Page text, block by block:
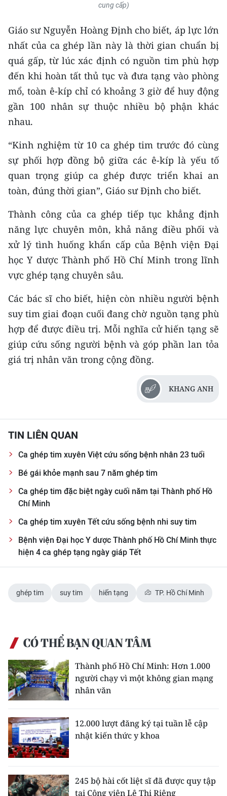
Duyên hải Nam Trung Bộ và Tây
Đông Nam Bộ
Đồng bằng sông Cửu Long
Chuyên trang Hà Nội
Chuyên trang TP. Hồ Chí Minh
CÁC CHUYÊN TRANG
VỀ BÁO NHÂN DÂN
THỜI NAY
NHÂN DÂN CUỐI TUẦN
NHÂN DÂN HẰNG THÁNG
ĐỌC BÁO IN
ENGLISH
РУССКИЙ
한국어
cung cấp)
Giáo sư Nguyễn Hoàng Định cho biết, áp lực lớn
nhất của ca ghép lần này là thời gian chuẩn bị
quá gấp, từ lúc xác định có nguồn tim phù hợp
đến khi hoàn tất thủ tục và đưa tạng vào phòng
mổ, toàn ê-kíp chỉ có khoảng 3 giờ để huy động
gần 100 nhân sự thuộc nhiều bộ phận khác
nhau.
“Kinh nghiệm từ 10 ca ghép tim trước đó cùng
sự phối hợp đồng bộ giữa các ê-kíp là yếu tố
quan trọng giúp ca ghép được triển khai an
toàn, đúng thời gian”, Giáo sư Định cho biết.
Thành công của ca ghép tiếp tục khẳng định
năng lực chuyên môn, khả năng điều phối và
xử lý tình huống khẩn cấp của Bệnh viện Đại
học Y dược Thành phố Hồ Chí Minh trong lĩnh
vực ghép tạng chuyên sâu.
Các bác sĩ cho biết, hiện còn nhiều người bệnh
suy tim giai đoạn cuối đang chờ nguồn tạng phù
hợp để được điều trị. Mỗi nghĩa cử hiến tạng sẽ
giúp cứu sống người bệnh và góp phần lan tỏa
giá trị nhân văn trong cộng đồng.
KHANG ANH
TIN LIÊN QUAN
Ca ghép tim xuyên Việt cứu sống bệnh nhân 23 tuổi
Bé gái khỏe mạnh sau 7 năm ghép tim
Ca ghép tim đặc biệt ngày cuối năm tại Thành phố Hồ
Chí Minh
Ca ghép tim xuyên Tết cứu sống bệnh nhi suy tim
Bệnh viện Đại học Y dược Thành phố Hồ Chí Minh thực
hiện 4 ca ghép tạng ngày giáp Tết
ghép tim suy tim hiến tạng TP. Hồ Chí Minh
CÓ THỂ BẠN QUAN TÂM
Thành phố Hồ Chí Minh: Hơn 1.000
người chạy vì một không gian mạng
nhân văn
12.000 lượt đăng ký tại tuần lễ cập
nhật kiến thức y khoa
245 bộ hài cốt liệt sĩ đã được quy tập
tại Công viên Lê Thị Riêng